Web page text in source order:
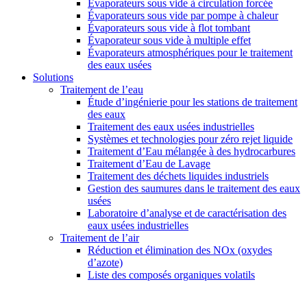
Évaporateurs sous vide à circulation forcée
Évaporateurs sous vide par pompe à chaleur
Évaporateurs sous vide à flot tombant
Évaporateur sous vide à multiple effet
Évaporateurs atmosphériques pour le traitement
des eaux usées
Solutions
Traitement de l’eau
Étude d’ingénierie pour les stations de traitement
des eaux
Traitement des eaux usées industrielles
Systèmes et technologies pour zéro rejet liquide
Traitement d’Eau mélangée à des hydrocarbures
Traitement d’Eau de Lavage
Traitement des déchets liquides industriels
Gestion des saumures dans le traitement des eaux
usées
Laboratoire d’analyse et de caractérisation des
eaux usées industrielles
Traitement de l’air
Réduction et élimination des NOx (oxydes
d’azote)
Liste des composés organiques volatils